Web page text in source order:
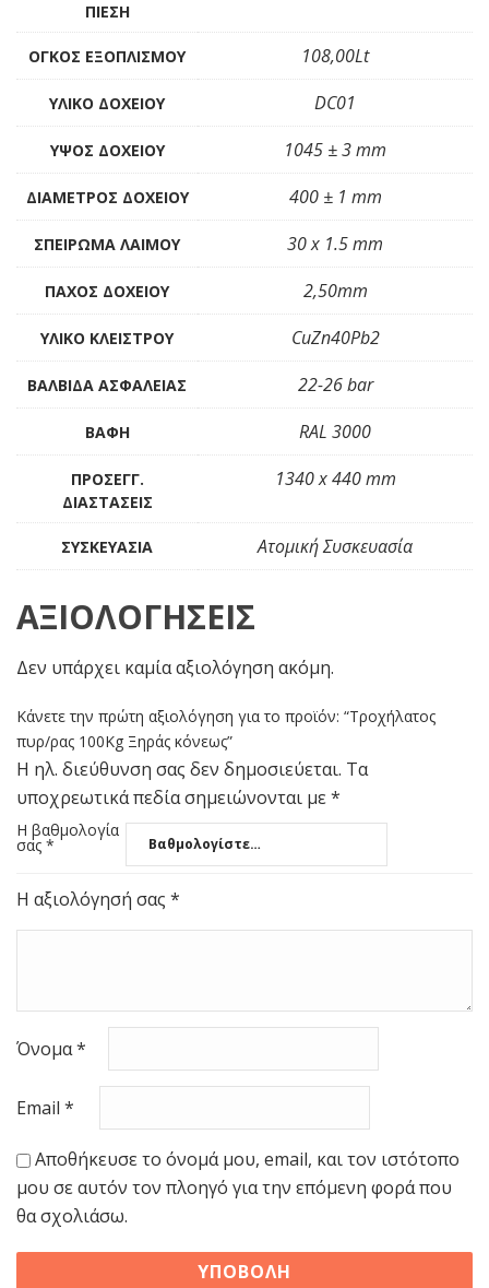
ΠΊΕΣΗ
ΌΓΚΟΣ ΕΞΟΠΛΙΣΜΟΎ 108,00Lt
ΥΛΙΚΌ ΔΟΧΕΊΟΥ DC01
ΎΨΟΣ ΔΟΧΕΊΟΥ 1045 ± 3 mm
ΔΙΆΜΕΤΡΟΣ ΔΟΧΕΊΟΥ 400 ± 1 mm
ΣΠΕΊΡΩΜΑ ΛΑΙΜΟΎ 30 x 1.5 mm
ΠΆΧΟΣ ΔΟΧΕΊΟΥ 2,50mm
ΥΛΙΚΌ ΚΛΕΊΣΤΡΟΥ CuZn40Pb2
ΒΑΛΒΊΔΑ ΑΣΦΑΛΕΊΑΣ 22-26 bar
ΒΑΦΉ RAL 3000
ΠΡΟΣΕΓΓ.
ΔΙΑΣΤΆΣΕΙΣ
1340 x 440 mm
ΣΥΣΚΕΥΑΣΊΑ Ατομική Συσκευασία
ΑΞΙΟΛΟΓΉΣΕΙΣ
Δεν υπάρχει καμία αξιολόγηση ακόμη.
Κάνετε την πρώτη αξιολόγηση για το προϊόν: “Τροχήλατος
πυρ/ρας 100Kg Ξηράς κόνεως”
Η ηλ. διεύθυνση σας δεν δημοσιεύεται. Τα
υποχρεωτικά πεδία σημειώνονται με*
Η βαθμολογία
σας *
Η αξιολόγησή σας *
Όνομα*
Email *
Αποθήκευσε το όνομά μου, email, και τον ιστότοπο
μου σε αυτόν τον πλοηγό για την επόμενη φορά που
θα σχολιάσω.